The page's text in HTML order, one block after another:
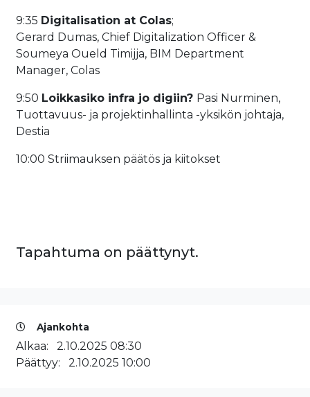
9:35 Digitalisation at Colas;
Gerard Dumas, Chief Digitalization Officer &
Soumeya Oueld Timijja, BIM Department
Manager, Colas
9:50 Loikkasiko infra jo digiin? Pasi Nurminen,
Tuottavuus- ja projektinhallinta -yksikön johtaja,
Destia
10:00 Striimauksen päätös ja kiitokset
Tapahtuma on päättynyt.
Ajankohta
Alkaa: 2.10.2025 08:30
Päättyy: 2.10.2025 10:00